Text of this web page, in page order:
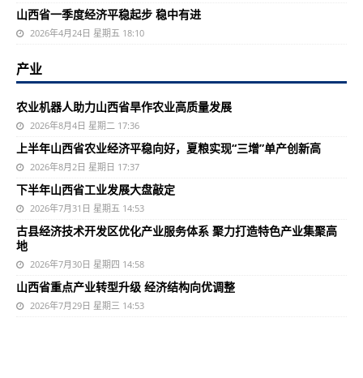
山西省一季度经济平稳起步 稳中有进
2026年4月24日 星期五 18:10
产业
农业机器人助力山西省旱作农业高质量发展
2026年8月4日 星期二 17:36
上半年山西省农业经济平稳向好，夏粮实现“三增”单产创新高
2026年8月2日 星期日 17:37
下半年山西省工业发展大盘敲定
2026年7月31日 星期五 14:53
古县经济技术开发区优化产业服务体系 聚力打造特色产业集聚高
地
2026年7月30日 星期四 14:58
山西省重点产业转型升级 经济结构向优调整
2026年7月29日 星期三 14:53